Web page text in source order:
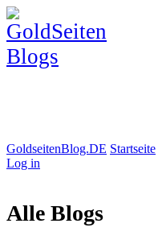
GoldseitenBlog.DE Startseite
Log in
Alle Blogs